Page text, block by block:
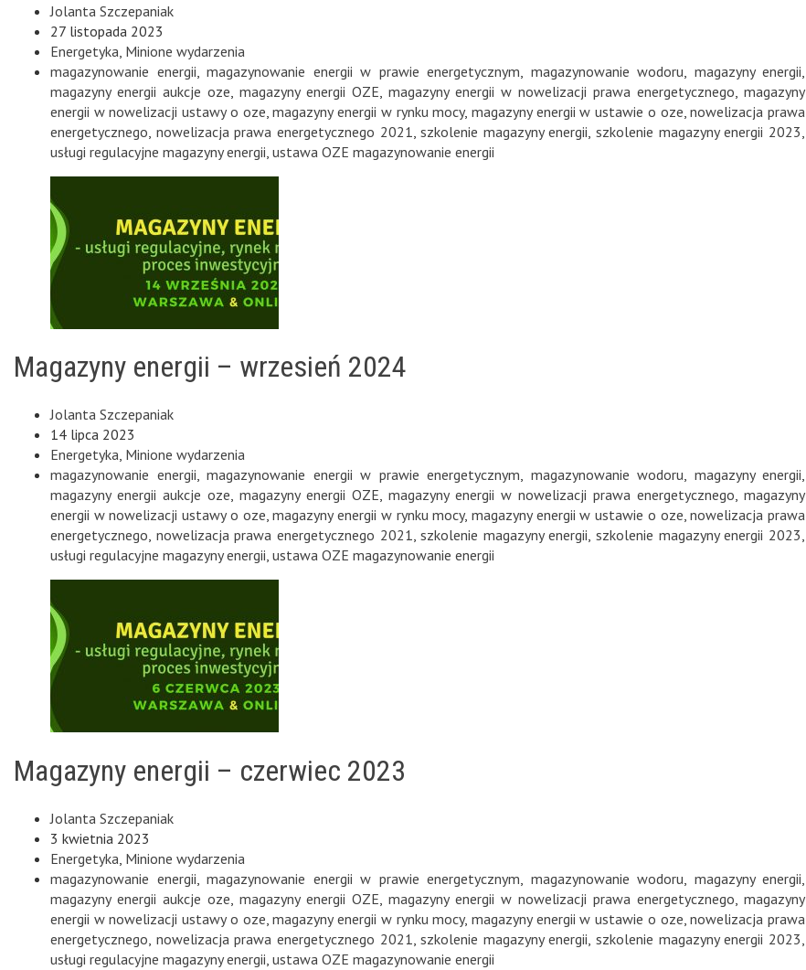
Jolanta Szczepaniak
27 listopada 2023
Energetyka Minione wydarzenia
magazynowanie energii magazynowanie energii w prawie energetycznym magazynowanie wodoru magazyny energii
magazyny energii aukcje oze magazyny energii OZE magazyny energii w nowelizacji prawa energetycznego magazyny
energii w nowelizacji ustawy o oze ,magazyny energii w rynku mocy, magazyny energii w ustawie o oze ,nowelizacja prawa
energetycznego nowelizacja prawa energetycznego 2021 ,szkolenie magazyny energii ,szkolenie magazyny energii 2023
usługi regulacyjne magazyny energii ustawa OZE magazynowanie energii
Magazyny energii – wrzesień 2024
Jolanta Szczepaniak
14 lipca 2023
Energetyka, Minione wydarzenia
magazynowanie energii, magazynowanie energii w prawie energetycznym, magazynowanie wodoru, magazyny energii,
magazyny energii aukcje oze, magazyny energii OZE, magazyny energii w nowelizacji prawa energetycznego, magazyny
energii w nowelizacji ustawy o oze,magazyny energii w rynku mocy, magazyny energii w ustawie o oze,nowelizacja prawa
energetycznego, nowelizacja prawa energetycznego 2021,szkolenie magazyny energii,szkolenie magazyny energii 2023,
usługi regulacyjne magazyny energii, ustawa OZE magazynowanie energii
Magazyny energii – czerwiec 2023
Jolanta Szczepaniak
3 kwietnia 2023
Energetyka, Minione wydarzenia
magazynowanie energii, magazynowanie energii w prawie energetycznym, magazynowanie wodoru, magazyny energii,
magazyny energii aukcje oze, magazyny energii OZE, magazyny energii w nowelizacji prawa energetycznego, magazyny
energii w nowelizacji ustawy o oze,magazyny energii w rynku mocy, magazyny energii w ustawie o oze,nowelizacja prawa
energetycznego, nowelizacja prawa energetycznego 2021,szkolenie magazyny energii,szkolenie magazyny energii 2023,
usługi regulacyjne magazyny energii, ustawa OZE magazynowanie energii